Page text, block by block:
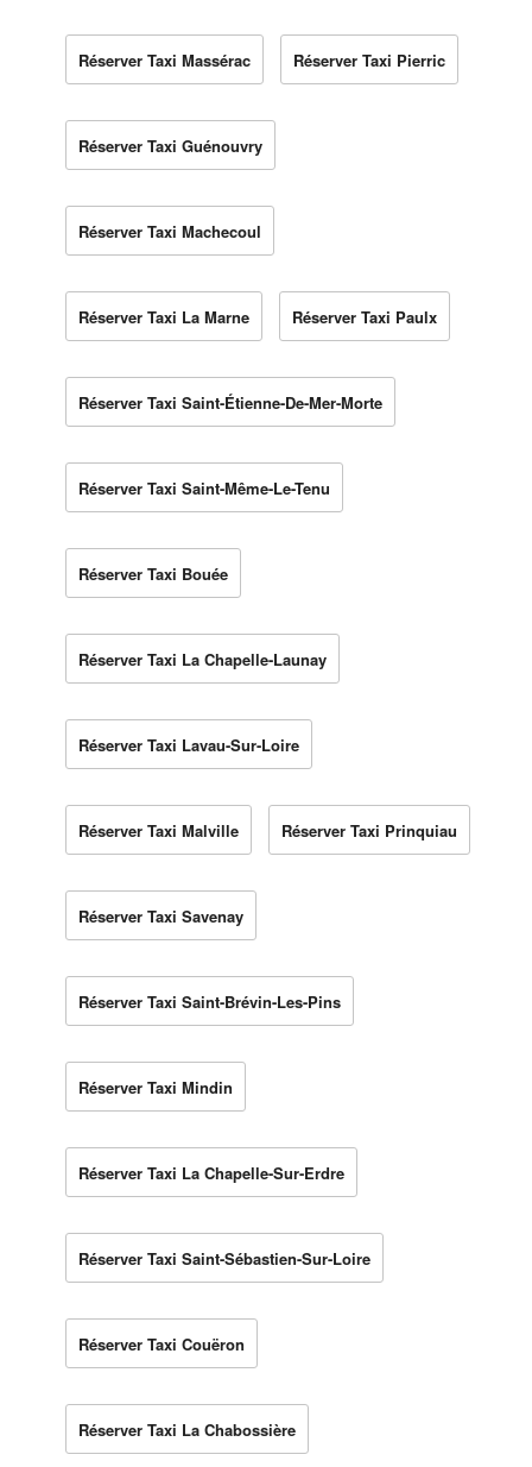
Réserver Taxi Massérac Réserver Taxi Pierric
Réserver Taxi Guénouvry
Réserver Taxi Machecoul
Réserver Taxi La Marne Réserver Taxi Paulx
Réserver Taxi Saint-Étienne-De-Mer-Morte
Réserver Taxi Saint-Même-Le-Tenu
Réserver Taxi Bouée
Réserver Taxi La Chapelle-Launay
Réserver Taxi Lavau-Sur-Loire
Réserver Taxi Malville Réserver Taxi Prinquiau
Réserver Taxi Savenay
Réserver Taxi Saint-Brévin-Les-Pins
Réserver Taxi Mindin
Réserver Taxi La Chapelle-Sur-Erdre
Réserver Taxi Saint-Sébastien-Sur-Loire
Réserver Taxi Couëron
Réserver Taxi La Chabossière